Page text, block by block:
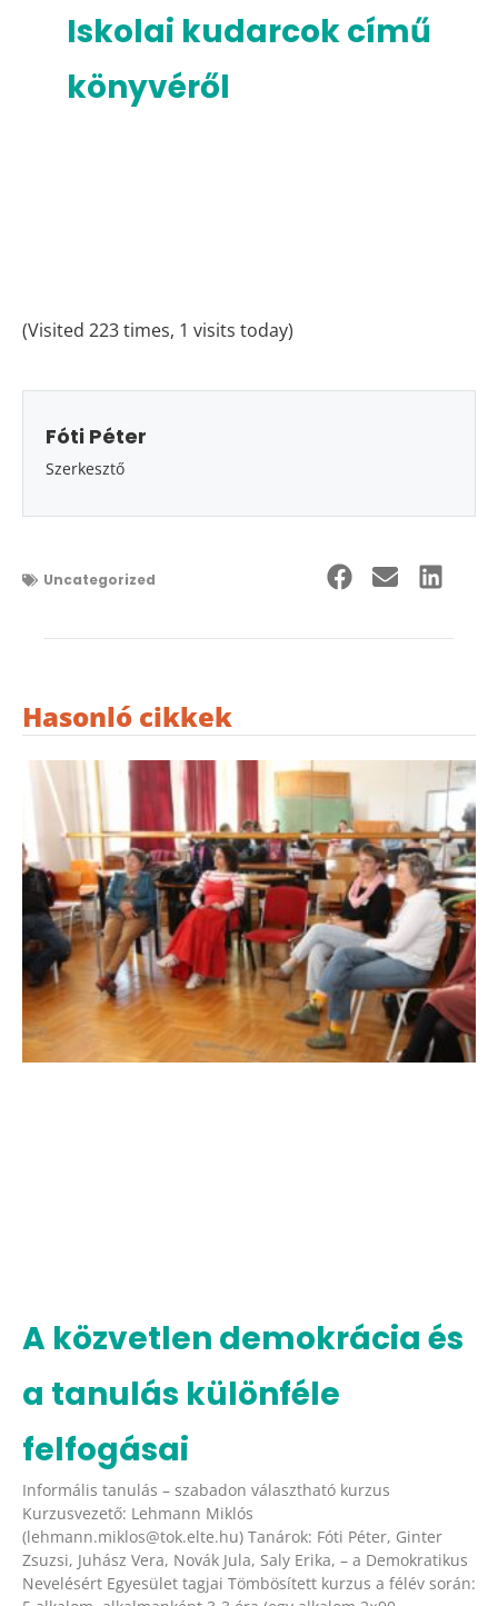
Iskolai kudarcok című
könyvéről
(Visited 223 times, 1 visits today)
Fóti Péter
Szerkesztő
Uncategorized
Hasonló cikkek
A közvetlen demokrácia és
a tanulás különféle
felfogásai
Informális tanulás – szabadon választható kurzus
Kurzusvezető: Lehmann Miklós
(lehmann.miklos@tok.elte.hu) Tanárok: Fóti Péter, Ginter
Zsuzsi, Juhász Vera, Novák Jula, Saly Erika, – a Demokratikus
Nevelésért Egyesület tagjai Tömbösített kurzus a félév során: